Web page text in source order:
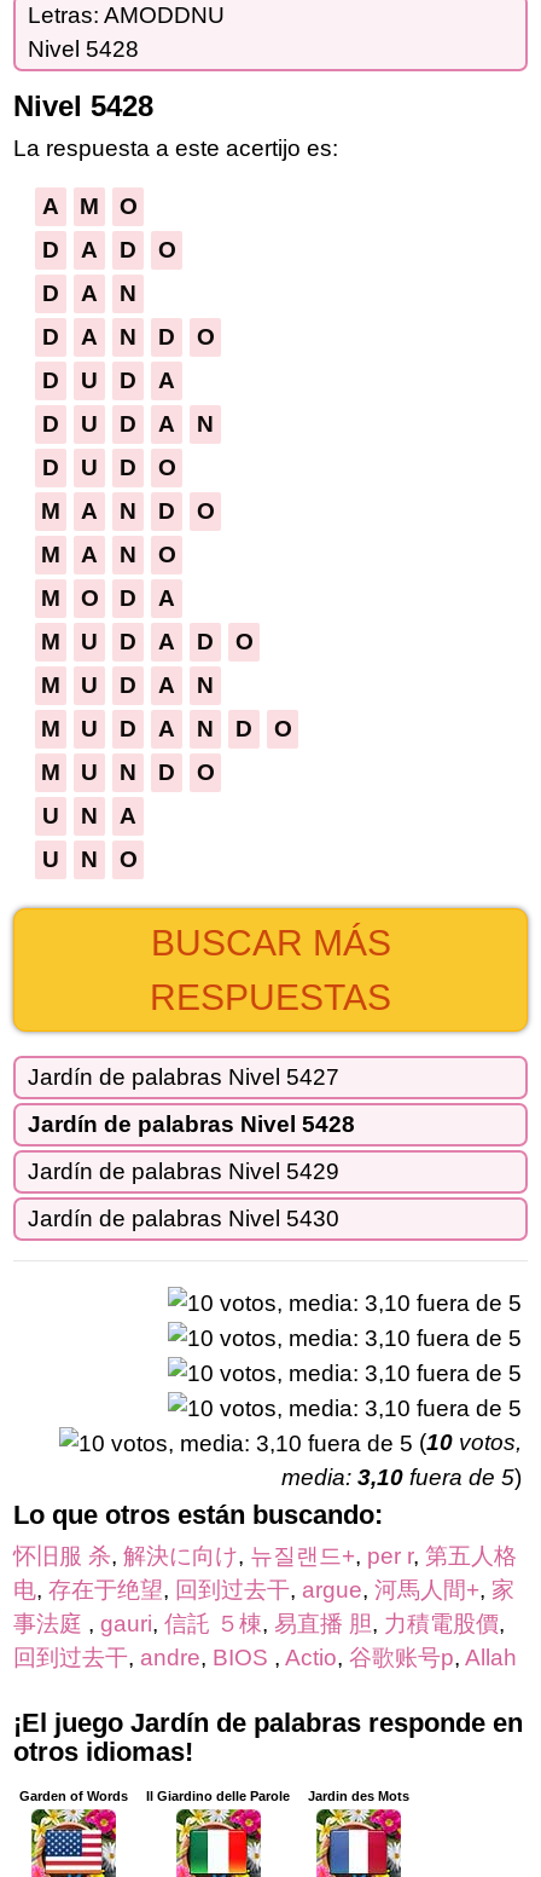
Letras: AMODDNU
Nivel 5428
Nivel 5428
La respuesta a este acertijo es:
A M
O
D
A D
O
D
A
N
D
A N D
O
D
U D
A
D
U D A
N
D
U D
O
M
A N D
O
M
A N
O
M
O D
A
M
U D A D
O
M
U D A
N
M
U D A N D
O
M
U N D
O
U
N
A
U
N O
BUSCAR MÁS
RESPUESTAS
Jardín de palabras Nivel 5427
Jardín de palabras Nivel 5428
Jardín de palabras Nivel 5429
Jardín de palabras Nivel 5430
(10 votos,
media: 3,10 fuera de 5)
Lo que otros están buscando:
怀旧服 杀, 解決に向け, 뉴질랜드+, per r, 第五人格
电, 存在于绝望, 回到过去干, argue, 河馬人間+, 家
事法庭 , gauri, 信託 ５棟, 易直播 胆, 力積電股價,
回到过去干, andre, BIOS , Actio, 谷歌账号p, Allah
¡El juego Jardín de palabras responde en
otros idiomas!
Garden of Words Il Giardino delle Parole Jardin des Mots